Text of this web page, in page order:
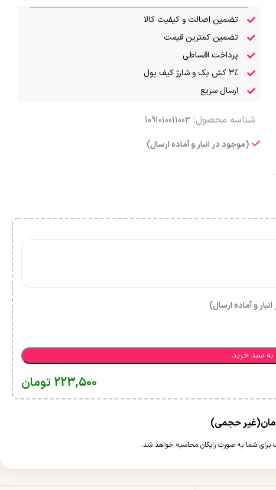
تضمین اصالت و کیفیت کالا
تضمین کمترین قیمت
پرداخت اقساطی
۳٪ کش بک و شارژ کیف پول
ارسال سریع
شناسه محصول: 1091010011003
(موجود در انبار و آماده ارسال)
و آماده ارسال)
به سبد خرید
223,500 تومان